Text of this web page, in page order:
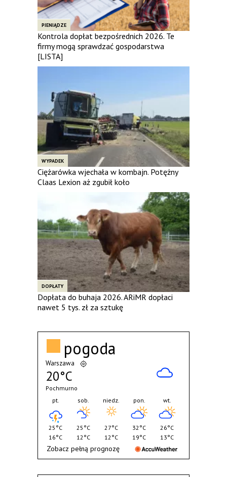
PIENIĄDZE
Kontrola dopłat bezpośrednich 2026. Te
firmy mogą sprawdzać gospodarstwa
[LISTA]
WYPADEK
Ciężarówka wjechała w kombajn. Potężny
Claas Lexion aż zgubił koło
DOPŁATY
Dopłata do buhaja 2026. ARiMR dopłaci
nawet 5 tys. zł za sztukę
pogoda
Warszawa
20°C
Pochmurno
pt.
25°C
16°C
sob.
25°C
12°C
niedz.
27°C
12°C
pon.
32°C
19°C
wt.
26°C
13°C
Zobacz pełną prognozę